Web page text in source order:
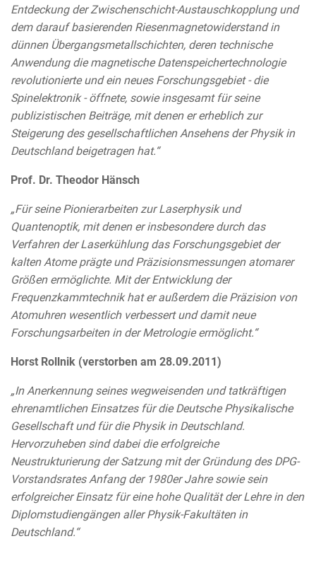
Entdeckung der Zwischenschicht-Austauschkopplung und
dem darauf basierenden Riesenmagnetowiderstand in
dünnen Übergangsmetallschichten, deren technische
Anwendung die magnetische Datenspeichertechnologie
revolutionierte und ein neues Forschungsgebiet - die
Spinelektronik - öffnete, sowie insgesamt für seine
publizistischen Beiträge, mit denen er erheblich zur
Steigerung des gesellschaftlichen Ansehens der Physik in
Deutschland beigetragen hat.“
Prof. Dr. Theodor Hänsch
„Für seine Pionierarbeiten zur Laserphysik und
Quantenoptik, mit denen er insbesondere durch das
Verfahren der Laserkühlung das Forschungsgebiet der
kalten Atome prägte und Präzisionsmessungen atomarer
Größen ermöglichte. Mit der Entwicklung der
Frequenzkammtechnik hat er außerdem die Präzision von
Atomuhren wesentlich verbessert und damit neue
Forschungsarbeiten in der Metrologie ermöglicht.“
Horst Rollnik (verstorben am 28.09.2011)
„In Anerkennung seines wegweisenden und tatkräftigen
ehrenamtlichen Einsatzes für die Deutsche Physikalische
Gesellschaft und für die Physik in Deutschland.
Hervorzuheben sind dabei die erfolgreiche
Neustrukturierung der Satzung mit der Gründung des DPG-
Vorstandsrates Anfang der 1980er Jahre sowie sein
erfolgreicher Einsatz für eine hohe Qualität der Lehre in den
Diplomstudiengängen aller Physik-Fakultäten in
Deutschland.“